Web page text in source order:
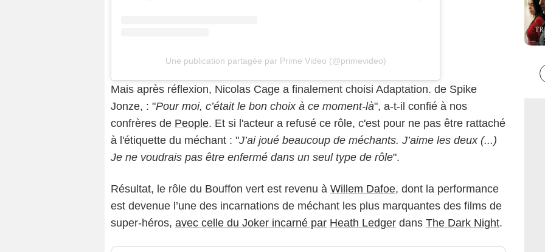
Une publication partagée par Prime Video (@primevideo)
Mais après réflexion, Nicolas Cage a finalement choisi Adaptation. de Spike
Jonze, : "Pour moi, c’était le bon choix à ce moment-là", a-t-il confié à nos
confrères de People. Et si l'acteur a refusé ce rôle, c'est pour ne pas être rattaché
à l'étiquette du méchant : "J’ai joué beaucoup de méchants. J’aime les deux (...)
Je ne voudrais pas être enfermé dans un seul type de rôle".
Résultat, le rôle du Bouffon vert est revenu à Willem Dafoe, dont la performance
est devenue l’une des incarnations de méchant les plus marquantes des films de
super-héros, avec celle du Joker incarné par Heath Ledger dans The Dark Night.